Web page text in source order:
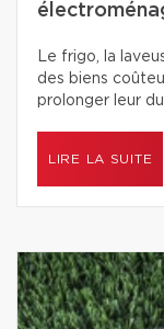
Le frigo, la
des biens
prolonger leur
LIRE LA SUITE